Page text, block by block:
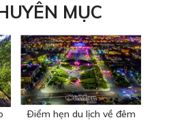
MỤC
Ðiểm hẹn du lịch về đêm